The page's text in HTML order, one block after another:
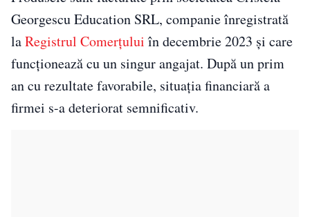
Georgescu Education SRL, companie înregistrată
laRegistrul Comerțuluiîn decembrie 2023 și care
funcționează cu un singur angajat. După un prim
an cu rezultate favorabile, situația financiară a
firmei s-a deteriorat semnificativ.